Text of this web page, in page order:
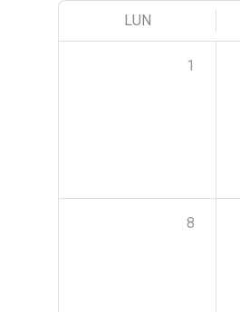
LUN
1
8